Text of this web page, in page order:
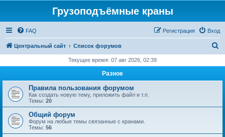
Грузоподъёмные краны
FAQ Вход
Регистрация
Центральный сайт Список форумов
с
Текущее время: 07 авг 2026, 02:39
Разное
Правила пользования форумом
Как создать новую тему, приложить файл и т.п.
Темы: 20
Общий форум
Форум на любые темы связанные с кранами.
Темы: 56